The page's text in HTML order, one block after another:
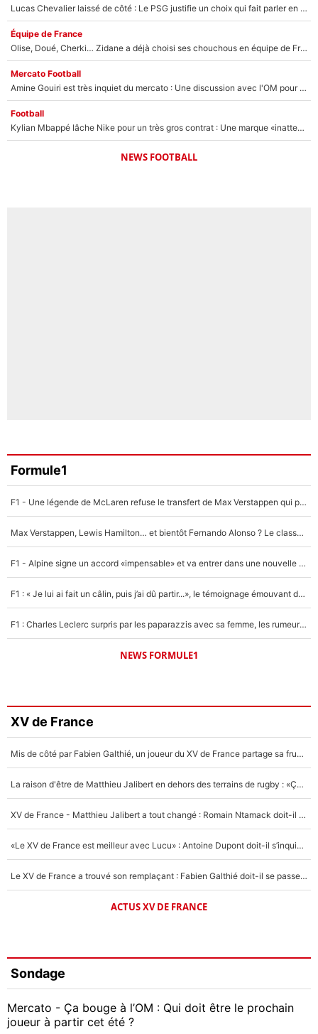
Lucas Chevalier laissé de côté : Le PSG justifie un choix qui fait parler en plein mercato
Équipe de France
Olise, Doué, Cherki… Zidane a déjà choisi ses chouchous en équipe de France ? L’IA annonce des surprises sans Kylian Mbappé !
Mercato Football
Amine Gouiri est très inquiet du mercato : Une discussion avec l'OM pour acter son transfert !
Football
Kylian Mbappé lâche Nike pour un très gros contrat : Une marque «inattendue» va frapper très fort
NEWS FOOTBALL
Formule1
F1 - Une légende de McLaren refuse le transfert de Max Verstappen qui pourrait «faire des vagues» et plomber l'ambiance dans l'équipe
Max Verstappen, Lewis Hamilton… et bientôt Fernando Alonso ? Le classement des pilotes les mieux payés en Formule 1 risque de changer !
F1 - Alpine signe un accord «impensable» et va entrer dans une nouvelle dimension : Grande nouvelle pour Pierre Gasly !
F1 : « Je lui ai fait un câlin, puis j’ai dû partir...», le témoignage émouvant de Max Verstappen sur sa fille
F1 : Charles Leclerc surpris par les paparazzis avec sa femme, les rumeurs étaient vraies !
NEWS FORMULE1
XV de France
Mis de côté par Fabien Galthié, un joueur du XV de France partage sa frustration : «ils ne me l’ont pas dit tout de suite»
La raison d'être de Matthieu Jalibert en dehors des terrains de rugby : «Ça m'atteint autant que si tu touches à un membre de ma famille»
XV de France - Matthieu Jalibert a tout changé : Romain Ntamack doit-il s’inquiéter pour sa place à un an de la Coupe du monde ?
«Le XV de France est meilleur avec Lucu» : Antoine Dupont doit-il s’inquiéter pour sa place ?
Le XV de France a trouvé son remplaçant : Fabien Galthié doit-il se passer d'Antoine Dupont ?
ACTUS XV DE FRANCE
Sondage
Mercato - Ça bouge à l’OM : Qui doit être le prochain
joueur à partir cet été ?